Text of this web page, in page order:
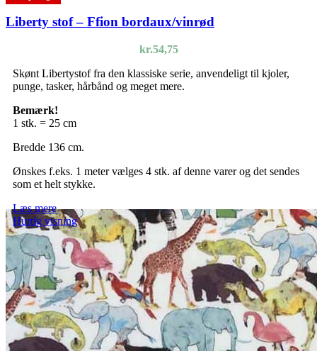
Liberty stof – Ffion bordaux/vinrød
kr.54,75
Skønt Libertystof fra den klassiske serie, anvendeligt til kjoler,
punge, tasker, hårbånd og meget mere.
Bemærk!
1 stk. = 25 cm
Bredde 136 cm.
Ønskes f.eks. 1 meter vælges 4 stk. af denne varer og det sendes
som et helt stykke.
Læs mere
Hurtig visning